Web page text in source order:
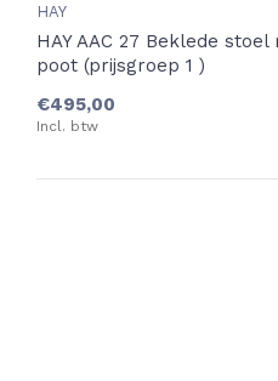
HAY
HAY AAC 27 Beklede
poot (prijsgroep 1 )
€495,00
Incl. btw